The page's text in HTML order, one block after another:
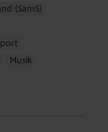
(SamS)
Musik